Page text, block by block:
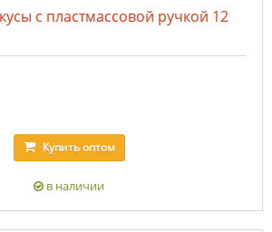
с пластмассовой ручкой 12
Купитьоптом
в наличии